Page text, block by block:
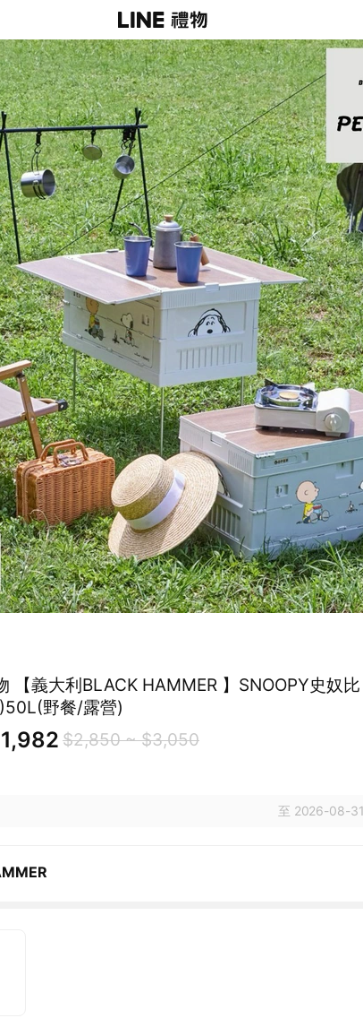
【義大利BLACK HAMMER 】SNOOPY史奴
野餐/露營)
$2,850 ~ $3,050
至 2026-08-